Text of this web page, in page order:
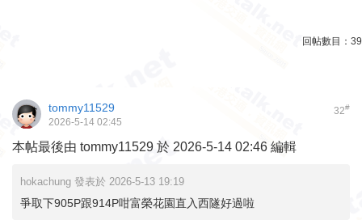
回帖數目： 39
32#
tommy11529
2026-5-14 02:45
本帖最後由 tommy11529 於 2026-5-14 02:46 編輯
hokachung 發表於 2026-5-13 19:19
爭取下905P跟914P咁富榮花園直入西隧好過啦